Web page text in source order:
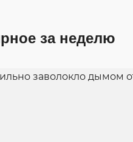
за неделю